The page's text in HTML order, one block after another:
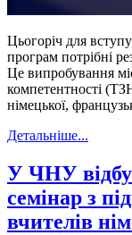
Цьогоріч для
програм потрібні
Це випробування
компетентності
німецької,
Детальніше...
У ЧНУ
семінар з
вчителів